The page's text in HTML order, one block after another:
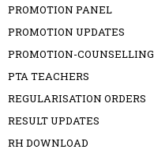
PROMOTION PANEL
PROMOTION UPDATES
PROMOTION-COUNSELLING
PTA TEACHERS
REGULARISATION ORDERS
RESULT UPDATES
RH DOWNLOAD